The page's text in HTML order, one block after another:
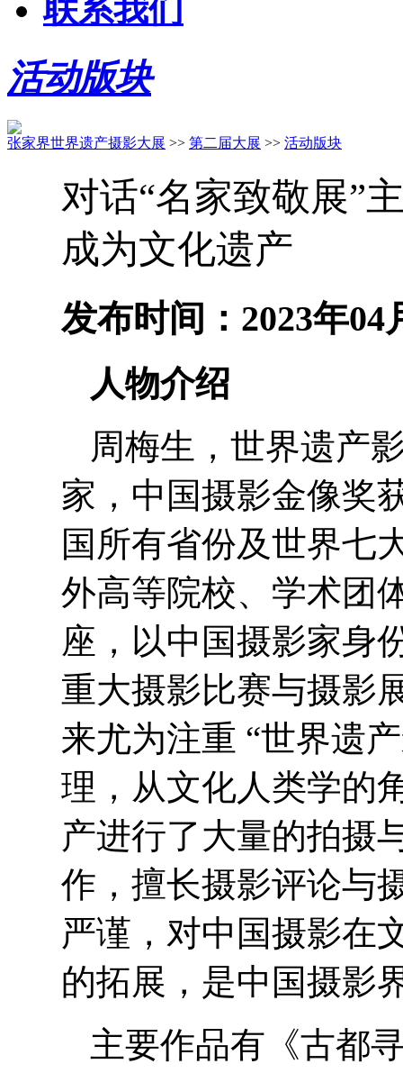
联系我们
活动版块
张家界世界遗产摄影大展 >> 第二届大展 >> 活动版块
对话“名家致敬展”
成为文化遗产
发布时间：2023年
人物介绍
周梅生，世界遗产
家，中国摄影金像奖
国所有省份及世界七
外高等院校、学术团
座，以中国摄影家身
重大摄影比赛与摄影
来尤为注重 “世界遗
理，从文化人类学的
产进行了大量的拍摄
作，擅长摄影评论与
严谨，对中国摄影在
的拓展，是中国摄影
主要作品有《古都